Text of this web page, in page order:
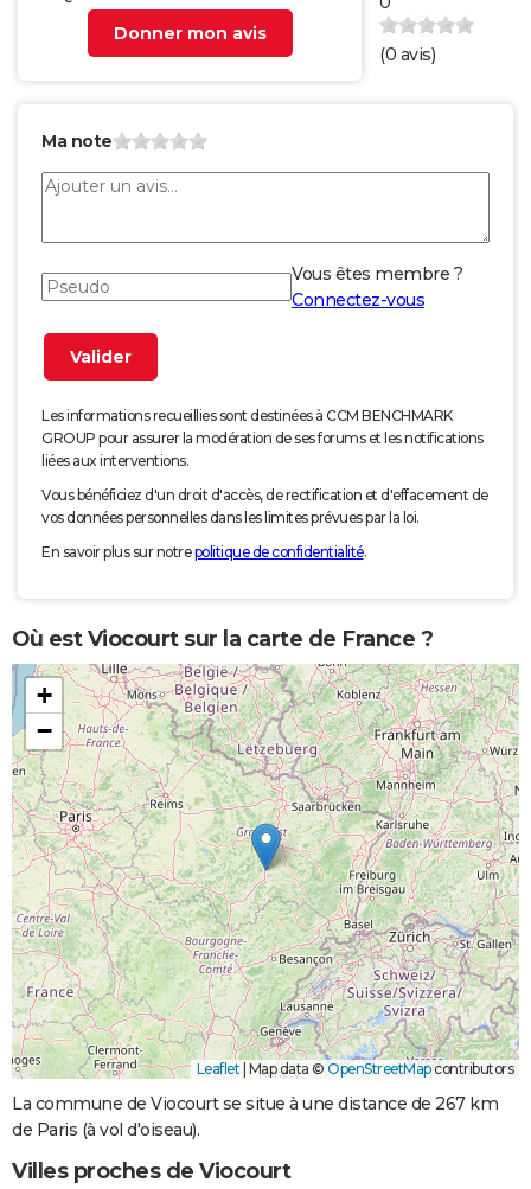
Donner mon avis
(0 avis)
Ma note
Vous êtes membre ?
Connectez-vous
Les informations recueillies sont destinées à CCM BENCHMARK
GROUP pour assurer la modération de ses forums et les notifications
liées aux interventions.
Vous bénéficiez d'un droit d'accès, de rectification et d'effacement de
vos données personnelles dans les limites prévues par la loi.
En savoir plus sur notrepolitique de confidentialité.
Où est Viocourt sur la carte de France ?
+
−
Leaflet Map data © OpenStreetMapcontributors
La commune de Viocourt se situe à une distance de 267 km
de Paris (à vol d'oiseau).
Villes proches de Viocourt